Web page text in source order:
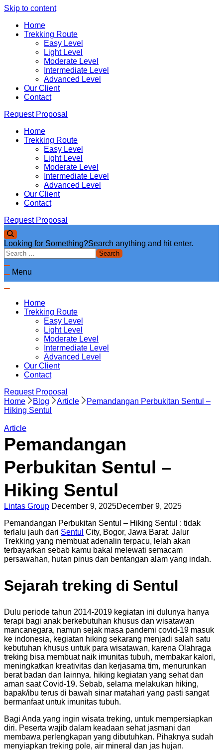
Skip to content
Home
Trekking Route
Easy Level
Light Level
Moderate Level
Intermediate Level
Advanced Level
Our Client
Contact
Request Proposal
Home
Trekking Route
Easy Level
Light Level
Moderate Level
Intermediate Level
Advanced Level
Our Client
Contact
Request Proposal
Looking for Something?Search anything and hit enter.
Menu
Home
Trekking Route
Easy Level
Light Level
Moderate Level
Intermediate Level
Advanced Level
Our Client
Contact
Request Proposal
Home
Blog Article
Pemandangan Perbukitan Sentul –
Hiking Sentul
Article
Pemandangan
Perbukitan Sentul –
Hiking Sentul
Lintas Group December 9, 2025December 9, 2025
Pemandangan Perbukitan Sentul – Hiking Sentul : tidak
terlalu jauh dari Sentul City, Bogor, Jawa Barat. Jalur
Trekking yang membuat adenalin terpacu, lelah akan
terbayarkan sebab kamu bakal melewati semacam
persawahan, hutan pinus dan bentangan alam yang indah.
Sejarah treking di Sentul
Dulu periode tahun 2014-2019 kegiatan ini dulunya hanya
terapi bagi anak berkebutuhan khusus dan wisatawan
mancanegara, namun sejak masa pandemi covid-19 masuk
ke indonesia, kegiatan hiking sekarang menjadi salah satu
kebutuhan khusus untuk para wisatawan, karena Olahraga
treking bisa membuat naik imunitas tubuh, membakar kalori,
meningkatkan kreativitas dan kerjasama tim, menurunkan
berat badan dan lainnya. hiking kegiatan yang sehat dan
aman saat Covid-19. Sebab, selama melakukan hiking,
bapak/ibu terus di bawah sinar matahari yang pasti sangat
bermanfaat untuk imunitas tubuh.
Bagi Anda yang ingin wisata treking, untuk mempersiapkan
diri. Peserta wajib dalam keadaan sehat jasmani dan
membawa perlengkapan yang dibutuhkan. Pihaknya sudah
menyiapkan treking pole, air mineral dan jas hujan.